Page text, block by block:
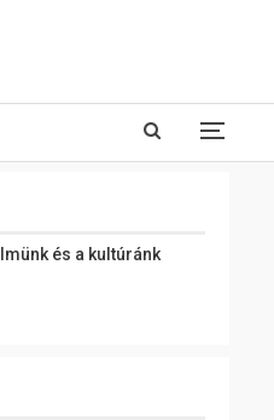
és a kultúránk